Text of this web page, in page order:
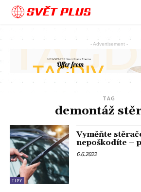
SVĚT PLUS
- Advertisement -
TAG
demontáž
TIPY
Vyměňte
nepoškodíte –
6.6.2022